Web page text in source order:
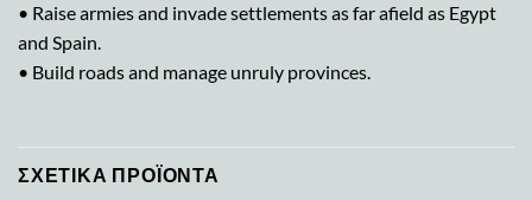
• Raise armies and invade settlements as far afield as Egypt
and Spain.
• Build roads and manage unruly provinces.
ΣΧΕΤΙΚΆ ΠΡΟΪΌΝΤΑ